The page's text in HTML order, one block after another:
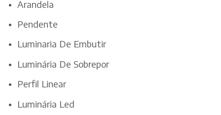
Arandela
Pendente
Luminaria De Embutir
Luminária De Sobrepor
Perfil Linear
Luminária Led